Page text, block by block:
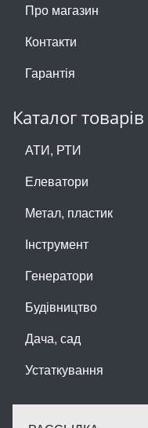
Про магазин
Контакти
Гарантія
Каталог товарів
АТИ, РТИ
Елеватори
Метал, пластик
Інструмент
Генератори
Будівництво
Дача, сад
Устаткування